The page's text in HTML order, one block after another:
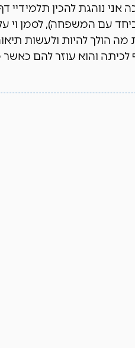
אני נוהגת להכין תלמידיי
עם המשפחה), לסמן וי
מה הולך להיות ולעשות
והוא עוזר להם